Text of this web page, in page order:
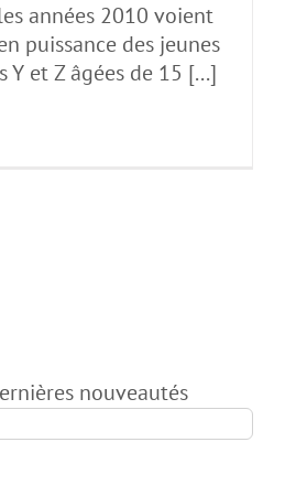
années 2010 voient
puissance des jeunes
Y et Z âgées de 15 [...]
nouveautés